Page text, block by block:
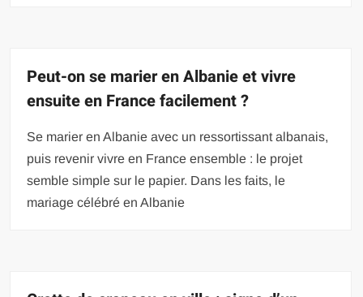
Peut-on se marier en Albanie et vivre
ensuite en France facilement ?
Se marier en Albanie avec un ressortissant albanais,
puis revenir vivre en France ensemble : le projet
semble simple sur le papier. Dans les faits, le
mariage célébré en Albanie